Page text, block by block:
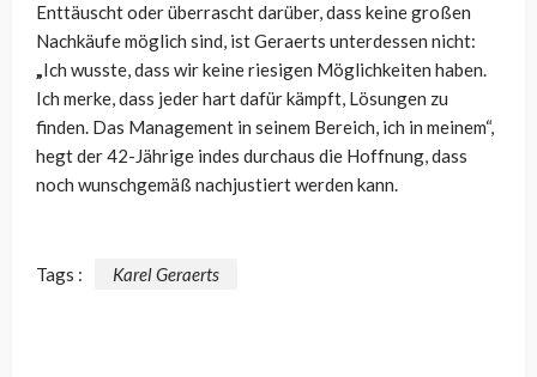
Enttäuscht oder überrascht darüber, dass keine großen
Nachkäufe möglich sind, ist Geraerts unterdessen nicht:
„Ich wusste, dass wir keine riesigen Möglichkeiten haben.
Ich merke, dass jeder hart dafür kämpft, Lösungen zu
finden. Das Management in seinem Bereich, ich in meinem“,
hegt der 42-Jährige indes durchaus die Hoffnung, dass
noch wunschgemäß nachjustiert werden kann.
Tags : Karel Geraerts